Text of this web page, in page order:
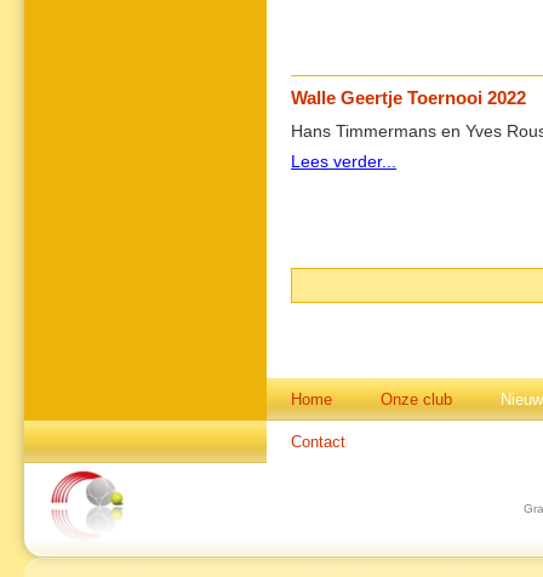
Walle Geertje Toernooi 2022
Hans Timmermans en Yves
Lees verder...
Home Onze club
Contact